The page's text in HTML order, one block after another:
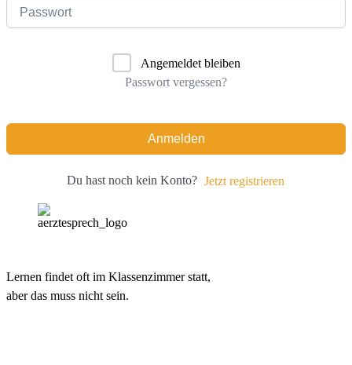
Angemeldet bleiben
Passwort vergessen?
Anmelden
Du hast noch kein Konto? Jetzt registrieren
Lernen findet oft im Klassenzimmer statt,
aber das muss nicht sein.